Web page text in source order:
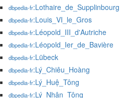
dbpedia-fr:Lothaire_de_Supplinbourg
dbpedia-fr:Louis_VI_le_Gros
dbpedia-fr:Léopold_III_d'Autriche
dbpedia-fr:Léopold_Ier_de_Bavière
dbpedia-fr:Lübeck
dbpedia-fr:Lý_Chiêu_Hoàng
dbpedia-fr:Lý_Huệ_Tông
dbpedia-fr:Lý_Nhân_Tông